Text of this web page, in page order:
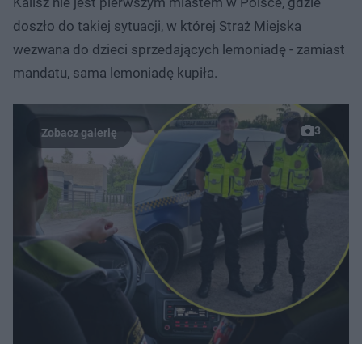
doszło do takiej sytuacji, w której Straż Miejska
wezwana do dzieci sprzedających lemoniadę - zamiast
mandatu, sama lemoniadę kupiła.
3